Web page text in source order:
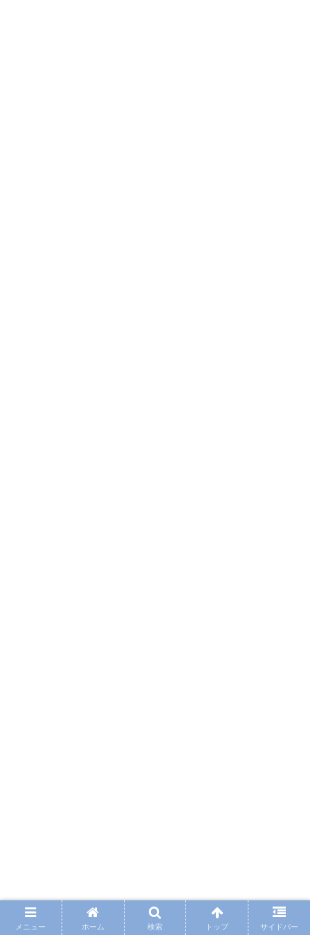
メニュー ホーム 検索 トップ サイドバー